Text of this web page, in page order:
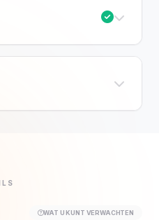
WAT U KUNT VERWACHTEN